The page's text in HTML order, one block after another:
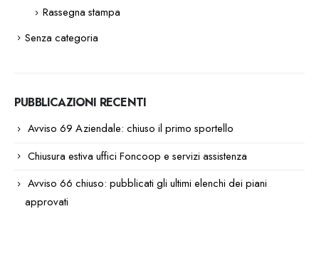
Rassegna stampa
Senza categoria
PUBBLICAZIONI RECENTI
Avviso 69 Aziendale: chiuso il primo sportello
Chiusura estiva uffici Foncoop e servizi assistenza
Avviso 66 chiuso: pubblicati gli ultimi elenchi dei piani
approvati